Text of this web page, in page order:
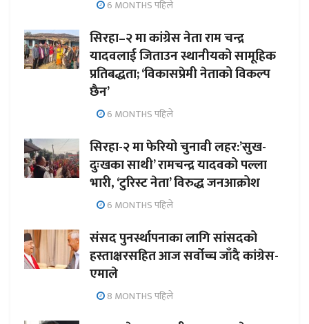
6 MONTHS पहिले
सिरहा–२ मा कांग्रेस नेता राम चन्द्र
यादवलाई जिताउन स्थानीयको सामूहिक
प्रतिबद्धता; ‘विकासप्रेमी नेताको विकल्प
छैन’
6 MONTHS पहिले
सिरहा-२ मा फेरियो चुनावी लहर:’सुख-
दुःखका साथी’ रामचन्द्र यादवको पल्ला
भारी, ‘टुरिस्ट नेता’ विरुद्ध जनआक्रोश
6 MONTHS पहिले
संसद पुनर्स्थापनाका लागि सांसदको
हस्ताक्षरसहित आज सर्वोच्च जाँदै कांग्रेस-
एमाले
8 MONTHS पहिले